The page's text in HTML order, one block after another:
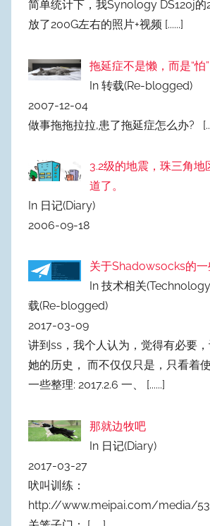
简单统计下，我Synology DS120j的
放了200G左右的照片+视频 [......]
拖延症不是懒，而是“怕”
In 转载(Re-blogged)
2007-12-04
做事拖拖拉拉,患了拖延症怎么办?
3.2级的地震，珠三角地
道了。
In 日记(Diary)
2006-09-18
关于Shadowsocks的一
In 技术相关
载(Re-blogged)
2017-03-09
讲到ss，我个人认为，觉得有必要
她的历史， 而不仅仅只是，只看着
一些整理: 2017.2.6 一、
[......]
那就边牧吧
In 日记(Diary)
2017-03-27
吠叫训练：
http://www.meipai.com/media/